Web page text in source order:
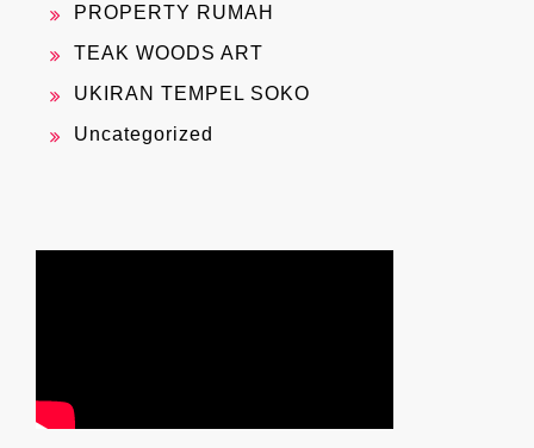
PROPERTY RUMAH
TEAK WOODS ART
UKIRAN TEMPEL SOKO
Uncategorized